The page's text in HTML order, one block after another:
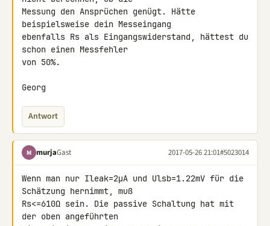
Messung den Ansprüchen genügt. Hätte
beispielsweise dein Messeingang
ebenfalls Rs als Eingangswiderstand, hättest du
schon einen Messfehler
von 50%.
Georg
Antwort
M murjaGast 2017-05-26 21:01#5023014
Wenn man nur Ileak=2µA und Ulsb=1.22mV für die
Schätzung hernimmt, muß
Rs<=610Ω sein. Die passive Schaltung hat mit
der oben angeführten